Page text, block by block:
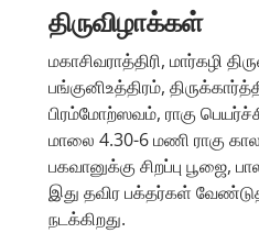
திருவிழாக்கள்
மகாசிவராத்திரி, மார்கழி
பங்குனிஉத்திரம்,
பிரம்மோற்ஸவம், ராகு
மாலை 4.30-6 மணி ராகு
பகவானுக்கு சிறப்பு பூஜை,
இது தவிர பக்தர்கள்
நடக்கிறது.